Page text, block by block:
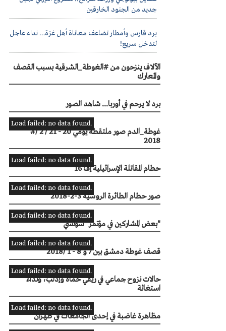
جديد من الجنود الخارقين
برد قارس وأمطار تضاعف معاناة أهل غزة… نداء عاجل
لتدخل سريع!
الآلاف ينزحون من #الغوطة_الشرقية بسبب القصف
والمعارك
برد لا يرحم في أوربا... شاهد الصور
Load failed: no data found.
#غوطة_الدم صور ملتقطة يومي 20 - 21 / 2 /
2018
Load failed: no data found.
حطام المقاتلة الإسرائيلية إف 16
Load failed: no data found.
‏صور حطام الطائرة الروسية 3-2-2018‏
Load failed: no data found.
بعض المشاركين في مؤتمر "سوتشي"
Load failed: no data found.
قصف غوطة دمشق بين 7 و 8 - 1 /2018
Load failed: no data found.
حالات نزوح جماعي في ريفي حماة وإدلب، ونداء
استغاثة
Load failed: no data found.
مظاهرة غاضبة في إحدى الجامعات في طهران